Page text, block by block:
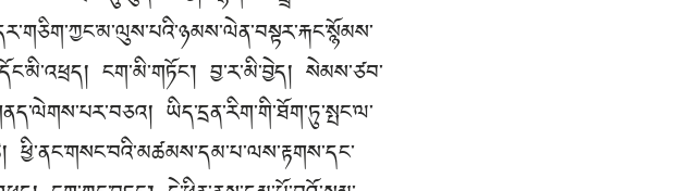
ངག་མི་གཏོང་། བྱ་ར་མི་བྱེད། སེམས་ཙབ་
ཡིད་དྲན་རིག་གི་ཐོག་ཏུ་སྤང་ལ་
ཕྱི་ནང་གསང་བའི་མཚམས་དམ་པ་ལས་རྟགས་དང་